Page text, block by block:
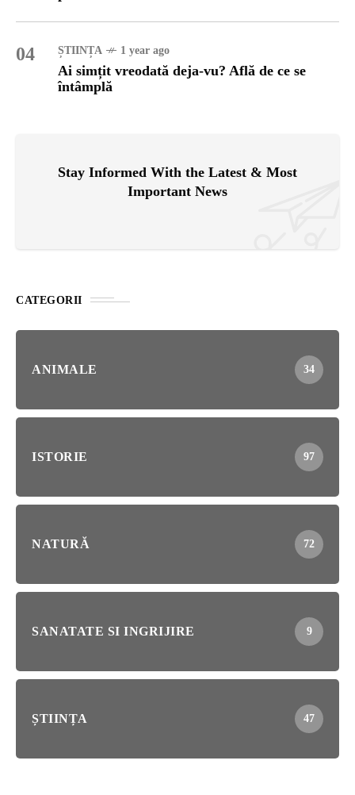
04 ȘTIINȚA 1 year ago
Ai simțit vreodată deja-vu? Află de ce se
întâmplă
Stay Informed With the Latest & Most
Important News
CATEGORII
ANIMALE 34
ISTORIE 97
NATURĂ 72
SANATATE SI INGRIJIRE 9
ȘTIINȚA 47